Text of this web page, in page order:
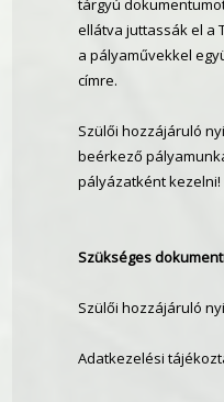
ellátva juttassák el a
a pályaművekkel
címre.
Szülői hozzájáruló
beérkező
pályázatként kezelni!
Szükséges
Szülői hozzájáruló
Adatkezelési